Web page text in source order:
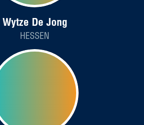
Wytze De Jong
HESSEN